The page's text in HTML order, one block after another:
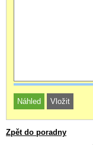
Zpět do poradny